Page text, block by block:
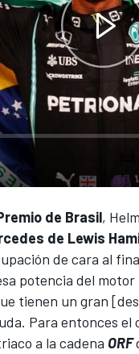
de Brasil,
de Lewis
de cara al
potencia del
tienen un gran
Para entonces
a la cadena ORF